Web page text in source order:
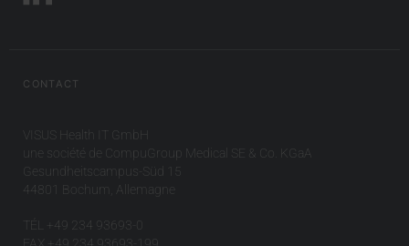
CONTACT
VISUS Health IT GmbH
une société de CompuGroup Medical SE & Co. KGaA
Gesundheitscampus-Süd 15
44801 Bochum, Allemagne
TÉL +49 234 93693-0